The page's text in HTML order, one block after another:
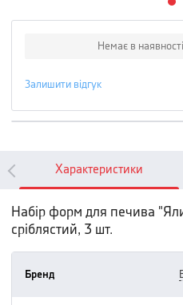
Немає в наявності
Залишити відгук
Характеристики
Набір форм для печива
сріблястий, 3 шт.
Бренд